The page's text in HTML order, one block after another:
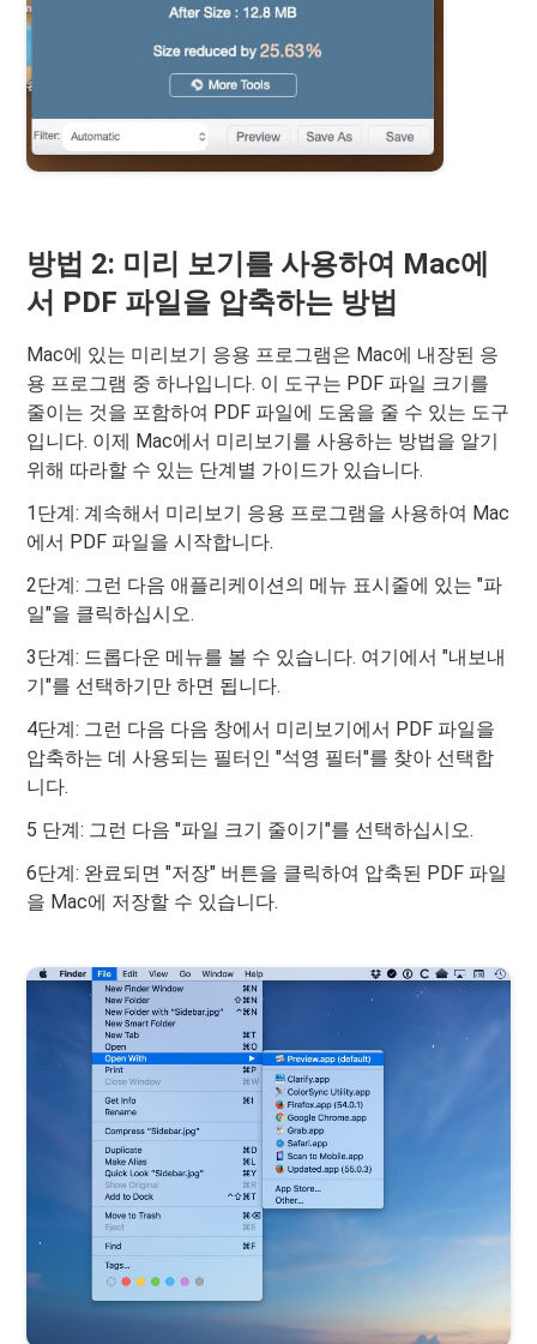
방법 2: 미리 보기를 사용하여 Mac에
서 PDF 파일을 압축하는 방법
Mac에 있는 미리보기 응용 프로그램은 Mac에 내장된 응
용 프로그램 중 하나입니다. 이 도구는 PDF 파일 크기를
줄이는 것을 포함하여 PDF 파일에 도움을 줄 수 있는 도구
입니다. 이제 Mac에서 미리보기를 사용하는 방법을 알기
위해 따라할 수 있는 단계별 가이드가 있습니다.
1단계: 계속해서 미리보기 응용 프로그램을 사용하여 Mac
에서 PDF 파일을 시작합니다.
2단계: 그런 다음 애플리케이션의 메뉴 표시줄에 있는 "파
일"을 클릭하십시오.
3단계: 드롭다운 메뉴를 볼 수 있습니다. 여기에서 "내보내
기"를 선택하기만 하면 됩니다.
4단계: 그런 다음 다음 창에서 미리보기에서 PDF 파일을
압축하는 데 사용되는 필터인 "석영 필터"를 찾아 선택합
니다.
5 단계: 그런 다음 "파일 크기 줄이기"를 선택하십시오.
6단계: 완료되면 "저장" 버튼을 클릭하여 압축된 PDF 파일
을 Mac에 저장할 수 있습니다.